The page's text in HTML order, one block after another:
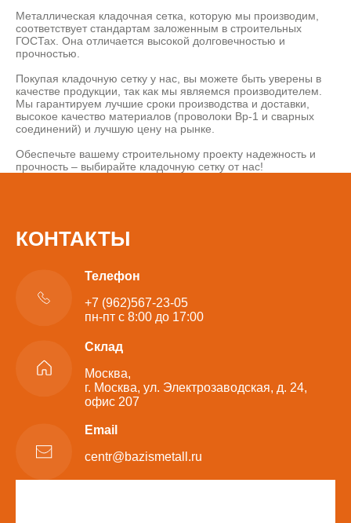
Металлическая кладочная сетка, которую мы производим,
соответствует стандартам заложенным в строительных
ГОСТах. Она отличается высокой долговечностью и
прочностью.
Покупая кладочную сетку у нас, вы можете быть уверены в
качестве продукции, так как мы являемся производителем.
Мы гарантируем лучшие сроки производства и доставки,
высокое качество материалов (проволоки Вр-1 и сварных
соединений) и лучшую цену на рынке.
Обеспечьте вашему строительному проекту надежность и
прочность – выбирайте кладочную сетку от нас!
КОНТАКТЫ
Телефон
+7 (962)567-23-05
пн-пт с 8:00 до 17:00
Склад
Москва,
г. Москва, ул. Электрозаводская, д. 24,
офис 207
Email
centr@bazismetall.ru